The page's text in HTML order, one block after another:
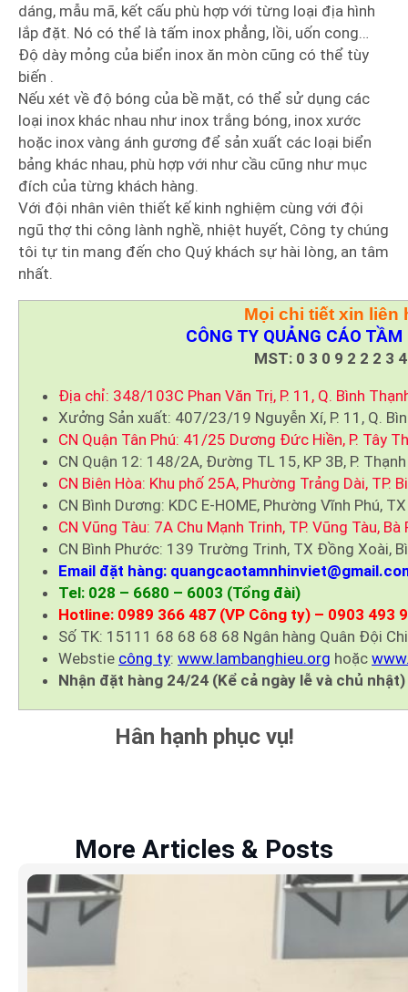
dáng, mẫu mã, kết cấu phù hợp với từng loại địa hình
lắp đặt. Nó có thể là tấm inox phẳng, lồi, uốn cong…
Độ dày mỏng của biển inox ăn mòn cũng có thể tùy
biến .
Nếu xét về độ bóng của bề mặt, có thể sử dụng các
loại inox khác nhau như inox trắng bóng, inox xước
hoặc inox vàng ánh gương để sản xuất các loại biển
bảng khác nhau, phù hợp với như cầu cũng như mục
đích của từng khách hàng.
Với đội nhân viên thiết kế kinh nghiệm cùng với đội
ngũ thợ thi công lành nghề, nhiệt huyết, Công ty chúng
tôi tự tin mang đến cho Quý khách sự hài lòng, an tâm
nhất.
Mọi chi tiết xin liên
CÔNG TY QUẢNG CÁO
MST: 0 3 0 9 2 2 2 3
Địa chỉ: 348/103C Phan Văn Trị, P. 11, Q. Bình
Xưởng Sản xuất: 407/23/19 Nguyễn Xí, P. 11, Q.
CN Quận Tân Phú: 41/25 Dương Đức Hiền, P. Tây
CN Quận 12: 148/2A, Đường TL 15, KP 3B, P.
CN Biên Hòa: Khu phố 25A, Phường Trảng Dài, TP.
CN Bình Dương: KDC E-HOME, Phường Vĩnh Phú,
CN Vũng Tàu: 7A Chu Mạnh Trinh, TP. Vũng Tàu, Bà
CN Bình Phước: 139 Trường Trinh, TX Đồng Xoài,
Email đặt hàng:
Tel: 028 – 6680 – 6003 (Tổng đài)
Hotline: 0989 366 487 (VP Công ty) – 0903 493
Số TK: 15111 68 68 68 68 Ngân hàng Quân Đội
Webstie công ty: www.lambanghieu.org hoặc
Nhận đặt hàng 24/24 (Kể cả ngày lễ và chủ nhật)
Hân hạnh phục vụ!
More Articles & Posts